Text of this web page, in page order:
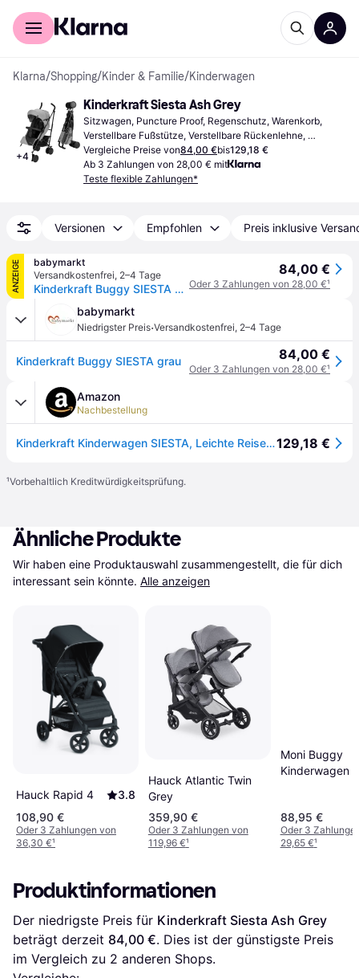
Für Shopper
Klarna/Shopping/Kinder & Familie/Kinderwagen
+4
Kinderkraft Siesta Ash Grey
Sitzwagen, Puncture Proof, Regenschutz, Warenkorb,
Verstellbare Fußstütze, Verstellbare Rückenlehne,
Liegeposition, Verlängerbares Verdeck, Einhandbedienung,
Bügel, Grau
Vergleiche Preise von84,00 €bis129,18 €
Ab 3 Zahlungen von 28,00 € mit
Teste flexible Zahlungen*
Versionen Empfohlen Preis inklusive
ANZEIGE
babymarkt
Versandkostenfrei, 2–4 Tage
Kinderkraft Buggy SIESTA grau
84,00 €
Oder 3 Zahlungen von 28,00 €¹
babymarkt
Niedrigster Preis·Versandkostenfrei, 2–4 Tage
Kinderkraft Buggy SIESTA grau 84,00 €
Oder 3 Zahlungen von 28,00 €¹
Amazon
Nachbestellung
Kinderkraft Kinderwagen SIESTA, Leichte Reise Buggy, Verstellbare Rückenlehne, Liegeposition, Kleine Maße nach Zusammenklappen, Vergrößerbares Verdeck, Für ältere Kinder, bis 22 kg, Grau129,18 €
¹Vorbehaltlich Kreditwürdigkeitsprüfung.
Ähnliche Produkte
Wir haben eine Produktauswahl zusammengestellt, die für dich
interessant sein könnte. Alle anzeigen
Hauck Rapid 4
3.8
108,90 €
Oder 3 Zahlungen von
36,30 €¹
Hauck Atlantic Twin
Grey
359,90 €
Oder 3 Zahlungen von
119,96 €¹
Moni Buggy
Kinderwagen
88,95 €
Oder 3
29,65 €¹
Produktinformationen
Der niedrigste Preis für Kinderkraft Siesta Ash Grey
beträgt derzeit 84,00 €. Dies ist der günstigste Preis
im Vergleich zu 2 anderen Shops.